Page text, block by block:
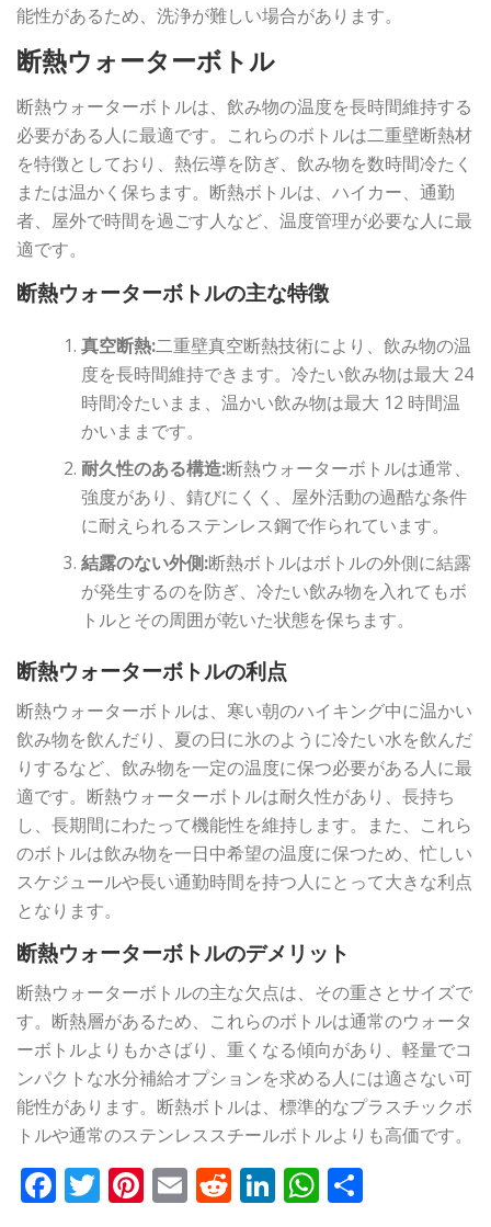
能性があるため、洗浄が難しい場合があります。
断熱ウォーターボトル
断熱ウォーターボトルは、飲み物の温度を長時間維持する
必要がある人に最適です。これらのボトルは二重壁断熱材
を特徴としており、熱伝導を防ぎ、飲み物を数時間冷たく
または温かく保ちます。断熱ボトルは、ハイカー、通勤
者、屋外で時間を過ごす人など、温度管理が必要な人に最
適です。
断熱ウォーターボトルの主な特徴
真空断熱:二重壁真空断熱技術により、飲み物の温
度を長時間維持できます。冷たい飲み物は最大 24
時間冷たいまま、温かい飲み物は最大 12 時間温
かいままです。
耐久性のある構造:断熱ウォーターボトルは通常、
強度があり、錆びにくく、屋外活動の過酷な条件
に耐えられるステンレス鋼で作られています。
結露のない外側:断熱ボトルはボトルの外側に結露
が発生するのを防ぎ、冷たい飲み物を入れてもボ
トルとその周囲が乾いた状態を保ちます。
断熱ウォーターボトルの利点
断熱ウォーターボトルは、寒い朝のハイキング中に温かい
飲み物を飲んだり、夏の日に氷のように冷たい水を飲んだ
りするなど、飲み物を一定の温度に保つ必要がある人に最
適です。断熱ウォーターボトルは耐久性があり、長持ち
し、長期間にわたって機能性を維持します。また、これら
のボトルは飲み物を一日中希望の温度に保つため、忙しい
スケジュールや長い通勤時間を持つ人にとって大きな利点
となります。
断熱ウォーターボトルのデメリット
断熱ウォーターボトルの主な欠点は、その重さとサイズで
す。断熱層があるため、これらのボトルは通常のウォータ
ーボトルよりもかさばり、重くなる傾向があり、軽量でコ
ンパクトな水分補給オプションを求める人には適さない可
能性があります。断熱ボトルは、標準的なプラスチックボ
トルや通常のステンレススチールボトルよりも高価です。
Facebook
Twitter
Pinterest
EmailReddit
LinkedIn
WhatsApp